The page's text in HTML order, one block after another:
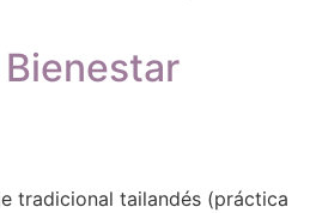
tradicional tailandés (práctica